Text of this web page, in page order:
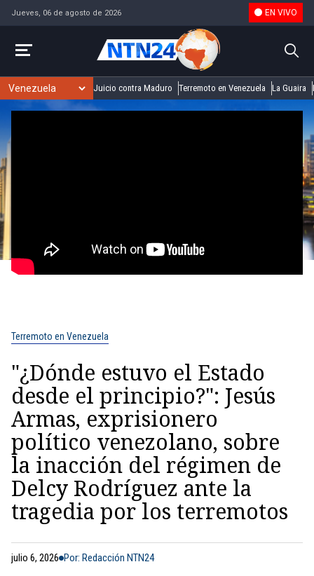
Jueves, 06 de agosto de 2026 EN VIVO
Juicio contra Maduro Terremoto en Venezuela La Guaira
Terremoto en Venezuela
"¿Dónde estuvo el Estado
desde el principio?": Jesús
Armas, exprisionero
político venezolano, sobre
la inacción del régimen de
Delcy Rodríguez ante la
tragedia por los terremotos
julio 6, 2026 Por: Redacción NTN24